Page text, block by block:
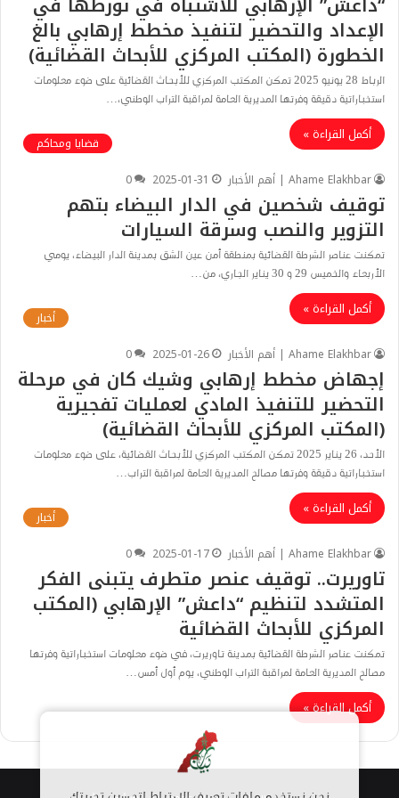
الإعداد والتحضير لتنفيذ مخطط إرهابي بالغ
الخطورة (المكتب المركزي للأبحاث القضائية)
الرباط 28 يونيو 2025 تمكن المكتب المركزي للأبحاث القضائية على ضوء معلومات
استخباراتية دقيقة وفرتها المديرية العامة لمراقبة التراب الوطني،…
أكمل القراءة »
قضايا ومحاكم
Ahame Elakhbar | أهم الأخبار
2025-01-31
0
توقيف شخصين في الدار البيضاء بتهم
التزوير والنصب وسرقة السيارات
تمكنت عناصر الشرطة القضائية بمنطقة أمن عين الشق بمدينة الدار البيضاء، يومي
الأربعاء والخميس 29 و 30 يناير الجاري، من…
أكمل القراءة »
أخبار
Ahame Elakhbar | أهم الأخبار
2025-01-26
0
إجهاض مخطط إرهابي وشيك كان في مرحلة
التحضير للتنفيذ المادي لعمليات تفجيرية
(المكتب المركزي للأبحاث القضائية)
الأحد، 26 يناير 2025 تمكن المكتب المركزي للأبحاث القضائية، على ضوء معلومات
استخباراتية دقيقة وفرتها مصالح المديرية العامة لمراقبة التراب…
أكمل القراءة »
أخبار
Ahame Elakhbar | أهم الأخبار
2025-01-17
0
تاوريرت.. توقيف عنصر متطرف يتبنى الفكر
المتشدد لتنظيم “داعش” الإرهابي (المكتب
المركزي للأبحاث القضائية
تمكنت عناصر الشرطة القضائية بمدينة تاوريرت، في ضوء معلومات استخباراتية وفرتها
مصالح المديرية العامة لمراقبة التراب الوطني، يوم أول أمس…
أكمل القراءة »